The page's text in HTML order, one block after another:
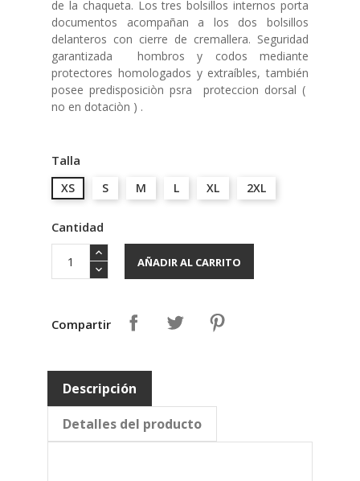
de la chaqueta. Los tres bolsillos internos porta
documentos acompañan a los dos bolsillos
delanteros con cierre de cremallera. Seguridad
garantizada hombros y codos mediante
protectores homologados y extraíbles, también
posee predisposiciòn psra proteccion dorsal (
no en dotaciòn ) .
Talla
XS S M L XL 2XL
Cantidad
AÑADIR AL CARRITO
Compartir
Descripción
Detalles del producto